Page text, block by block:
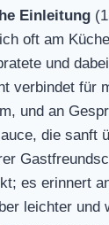
Einleitung
oft am
und
verbindet für
und an
die sanft
es erinnert
leichter und